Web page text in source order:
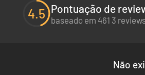
4.5 Pontuação de
baseado em 461 3
Não